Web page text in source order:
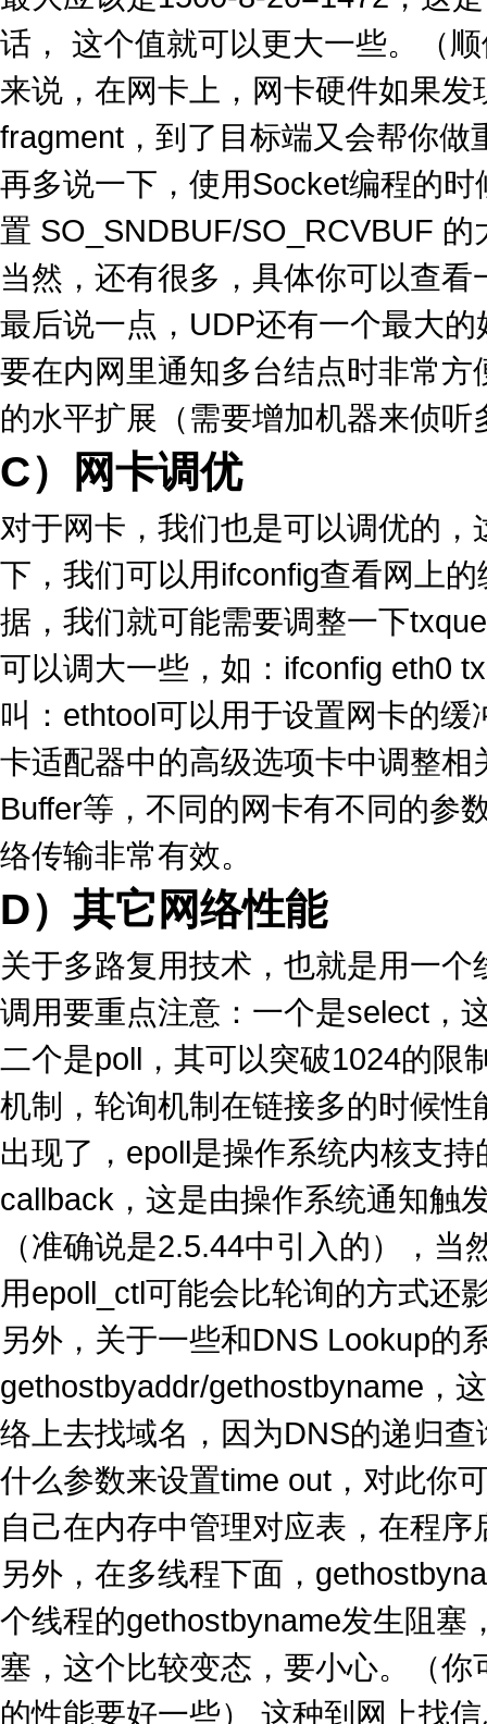
最大应该是1500-8-20=1472，这
话， 这个值就可以更大一些。（
来说，在网卡上，网卡硬件如果
fragment，到了目标端又会帮你
再多说一下，使用Socket编程的
置 SO_SNDBUF/SO_RCVBUF
当然，还有很多，具体你可以查
最后说一点，UDP还有一个最大
要在内网里通知多台结点时非常
的水平扩展（需要增加机器来侦
C）网卡调优
对于网卡，我们也是可以调优的
下，我们可以用ifconfig查看网上
据，我们就可能需要调整一下
可以调大一些，如：ifconfig eth0
叫：ethtool可以用于设置网卡的
卡适配器中的高级选项卡中调整
Buffer等，不同的网卡有不同的参
络传输非常有效。
D）其它网络性能
关于多路复用技术，也就是用一
调用要重点注意：一个是select，
二个是poll，其可以突破1024的限
机制，轮询机制在链接多的时候
出现了，epoll是操作系统内核支
callback，这是由操作系统通知
（准确说是2.5.44中引入的），当
用epoll_ctl可能会比轮询的方式还
另外，关于一些和DNS Lookup的
gethostbyaddr/gethostbyname，
络上去找域名，因为DNS的递归
什么参数来设置time out，对此你
自己在内存中管理对应表，在程
另外，在多线程下面，
个线程的gethostbyname发生阻塞
塞，这个比较变态，要小心。（